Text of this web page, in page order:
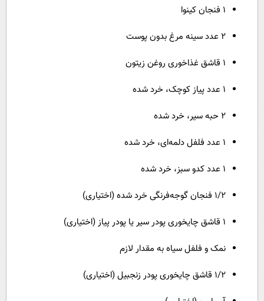
۱ فنجان کینوا
۲ عدد سینه مرغ بدون پوست
۱ قاشق غذاخوری روغن زیتون
۱ عدد پیاز کوچک، خرد شده
۲ حبه سیر، خرد شده
۱ عدد فلفل دلمه‌ای، خرد شده
۱ عدد کدو سبز، خرد شده
۱/۲ فنجان گوجه‌فرنگی خرد شده (اختیاری)
۱ قاشق چایخوری پودر سیر یا پودر پیاز (اختیاری)
نمک و فلفل سیاه به مقدار لازم
۱/۲ قاشق چایخوری پودر زنجبیل (اختیاری)